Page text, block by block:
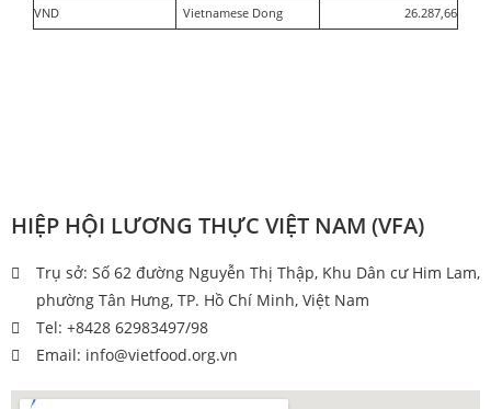
VND
Vietnamese Dong 26.287,66
HIỆP HỘI LƯƠNG THỰC VIỆT NAM (VFA)
Trụ sở: Số 62 đường Nguyễn Thị Thập, Khu Dân cư Him Lam,
phường Tân Hưng, TP. Hồ Chí Minh, Việt Nam
Tel: +8428 62983497/98
Email: info@vietfood.org.vn